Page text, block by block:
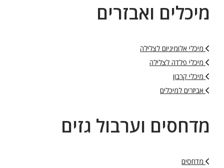
מיכלים ואבזרים
מיכלי אלומיניום לצלילה
מיכלי פלדה לצלילה
מיכלי קרבון
אביזרים למיכלים
מדחסים וערבול גזים
מדחסים